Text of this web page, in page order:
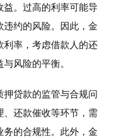
。过高的利率可能导
约的风险。因此，金
率，考虑借款人的还
风险的平衡。
贷款的监管与合规问
还款催收等环节，需
的合规性。此外，金